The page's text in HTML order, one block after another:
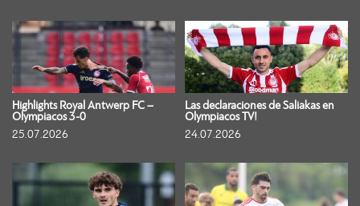
Highlights Royal Antwerp FC –
Olympiacos 3-0
25.07.2026
Las declaraciones de Saliakas en
Olympiacos TV!
24.07.2026